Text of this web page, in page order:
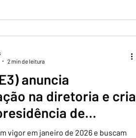
anuncia
na diretoria e cria
de
vigor em janeiro de 2026 e buscam
2 min de leitura